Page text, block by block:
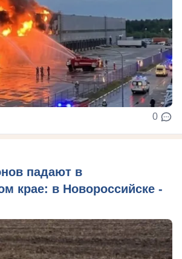
0
падают в
крае: в Новороссийске -